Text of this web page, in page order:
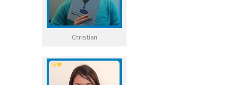
Christian